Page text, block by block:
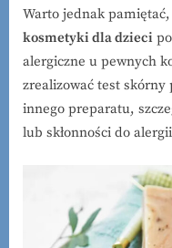
Warto jednak
kosmetyki dla dzieci
alergiczne u pewnych
zrealizować test
innego preparatu,
lub skłonności do